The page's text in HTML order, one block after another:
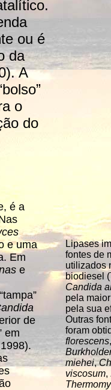
ou é
da
A
o
do
é a
e uma
Em
e
de
em
Lipases
fontes de
utilizados
biodiesel
Candida
pela
pela sua
Outras
foram
florescens
miehei,
viscosum,